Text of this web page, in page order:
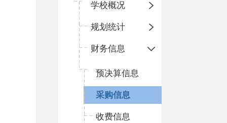
学校概况
规划统计
财务信息
预决算信息
采购信息
收费信息